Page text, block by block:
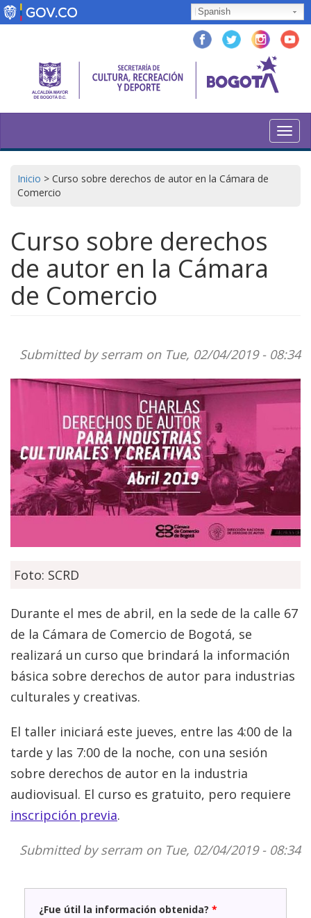
Skip
to
Spanish
Inicio > Curso sobre derechos de autor en la Cámara de
Comercio
Curso sobre derechos
de autor en la Cámara
de Comercio
Submitted byserram on Tue, 02/04/2019 - 08:34
Foto: SCRD
Durante el mes de abril, en la sede de la calle 67
de la Cámara de Comercio de Bogotá, se
realizará un curso que brindará la información
básica sobre derechos de autor para industrias
culturales y creativas.
El taller iniciará este jueves, entre las 4:00 de la
tarde y las 7:00 de la noche, con una sesión
sobre derechos de autor en la industria
audiovisual. El curso es gratuito, pero requiere
inscripción previa.
Submitted byserram on Tue, 02/04/2019 - 08:34
¿Fue útil la información obtenida? *